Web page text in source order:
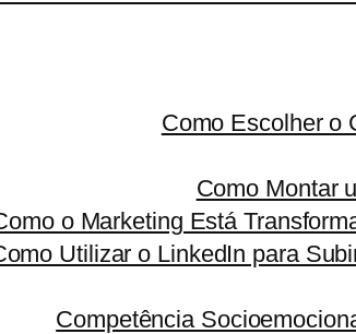
Como Escolher o
Como Montar
o Marketing Está
Utilizar o LinkedIn para
Competência